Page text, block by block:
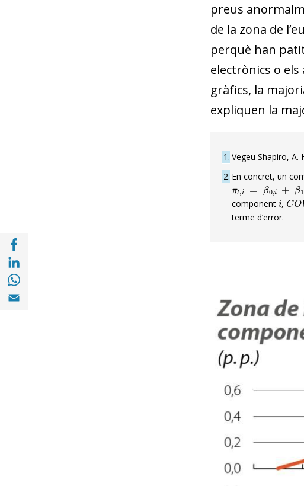
preus
de la zona de
perquè han
electrònics o
gràfics, la
expliquen la
1 Vegeu Shapiro,
2 En concret, un
πt ,i=β0,i+ β1 ,i∗
component
i
,
CO
terme d’error.